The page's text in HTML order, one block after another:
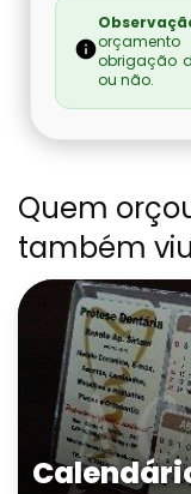
obrigação
ou não.
Quem
também viu